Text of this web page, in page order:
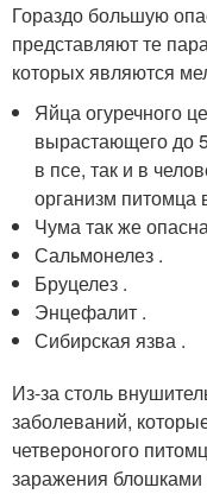
Гораздо большую
представляют те
которых являются
Яйца огуречного
вырастающего до
в псе, так и в
организм питомца
Чума так же
Сальмонелез .
Бруцелез .
Энцефалит .
Сибирская язва .
Из-за столь
заболеваний,
четвероногого
заражения блошками